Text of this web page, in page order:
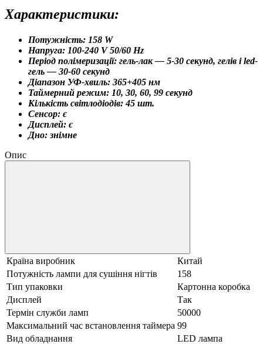
Характеристики:
Потужність: 158 W
Напруга: 100-240 V 50/60 Hz
Період полімеризації: гель-лак — 5-30 секунд, гелів і led-
гель — 30-60 секунд
Діапазон УФ-хвиль: 365+405 нм
Таймерний режим: 10, 30, 60, 99 секунд
Кількість світлодіодів: 45 шт.
Сенсор: є
Дисплей: є
Дно: знімне
Опис
Країна виробник
Китай
Потужність лампи для сушіння нігтів
158
Тип упаковки
Картонна коробка
Дисплей
Так
Термін служби ламп
50000
Максимальний час встановлення таймера 99
Вид обладнання
LED лампа